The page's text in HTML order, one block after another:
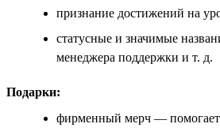
признание достижений на
статусные и значимые
менеджера поддержки и т. д.
Подарки:
фирменный мерч — помогает